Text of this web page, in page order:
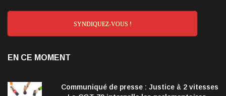
SYNDIQUEZ-VOUS !
EN CE MOMENT
Communiqué de presse : Justice à 2 vitesses